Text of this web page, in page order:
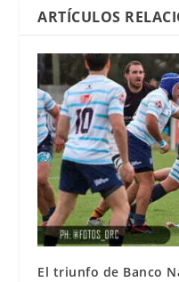
ARTÍCULOS
El triunfo de Banco